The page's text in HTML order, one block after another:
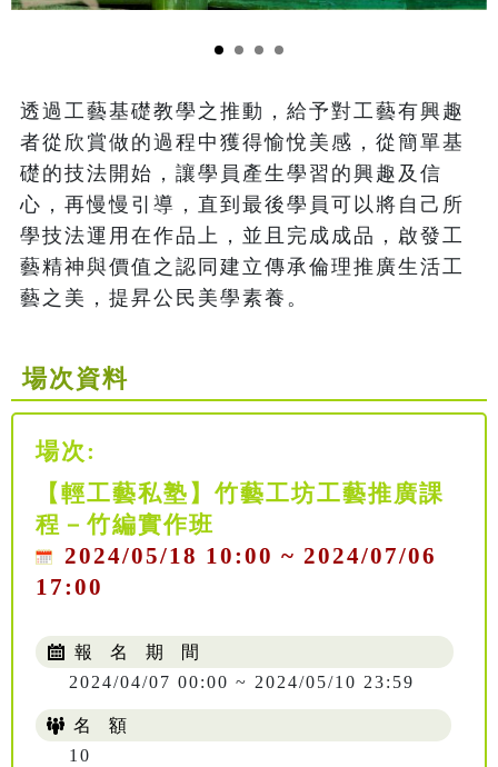
透過工藝基礎教學之推動，給予對工藝有興趣
者從欣賞做的過程中獲得愉悅美感，從簡單基
礎的技法開始，讓學員產生學習的興趣及信
心，再慢慢引導，直到最後學員可以將自己所
學技法運用在作品上，並且完成成品，啟發工
藝精神與價值之認同建立傳承倫理推廣生活工
藝之美，提昇公民美學素養。
場次資料
場次:
【輕工藝私塾】竹藝工坊工藝推廣課
程－竹編實作班
2024/05/18 10:00 ~ 2024/07/06
17:00
報 名 期 間
2024/04/07 00:00 ~ 2024/05/10 23:59
名 額
10